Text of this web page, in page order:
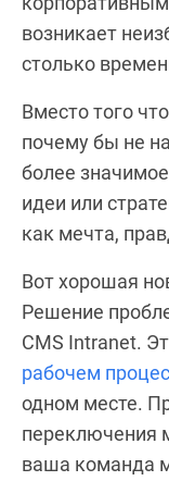
возникает
столько
Вместо того
почему бы не
более
идеи или
как мечта,
Вот хорошая
Решение
CMS Intranet.
рабочем
одном месте.
переключения
ваша команда